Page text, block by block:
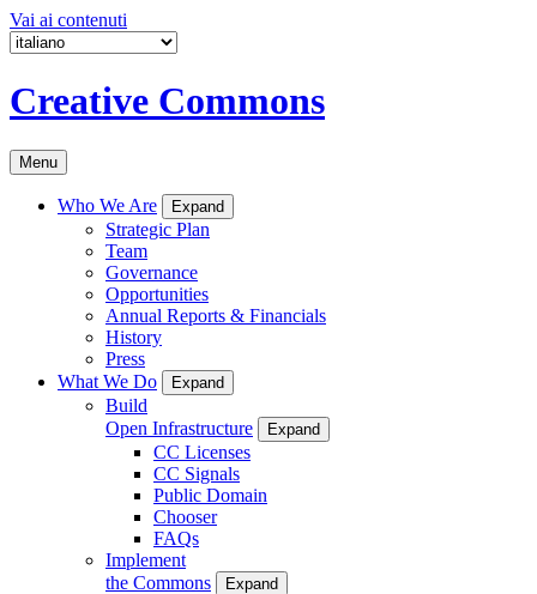
Vai ai contenuti
Creative Commons
Menu
Who We Are Expand
Strategic Plan
Team
Governance
Opportunities
Annual Reports & Financials
History
Press
What We Do
Expand
Build
Open Infrastructure
Expand
CC Licenses
CC Signals
Public Domain
Chooser
FAQs
Implement
the Commons
Expand